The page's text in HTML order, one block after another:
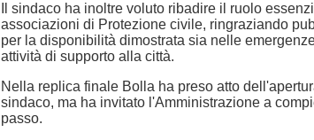
Il sindaco ha inoltre voluto ribadire il ruolo
associazioni di Protezione civile, ringraziando
per la disponibilità dimostrata sia nelle
attività di supporto alla città.
Nella replica finale Bolla ha preso atto
sindaco, ma ha invitato l'Amministrazione a
passo.